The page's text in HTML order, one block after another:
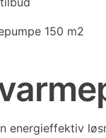
150 m2
energieffektiv